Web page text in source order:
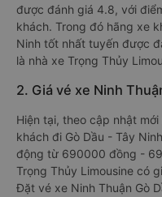
được đánh giá 4.8, với
khách. Trong đó hãng xe
Ninh tốt nhất tuyến được
là nhà xe Trọng Thủy
2. Giá vé xe Ninh
Hiện tại, theo cập nhật mới
khách đi Gò Dầu - Tây
động từ 690000 đồng -
Trọng Thủy Limousine có
Đặt vé xe Ninh Thuận Gò